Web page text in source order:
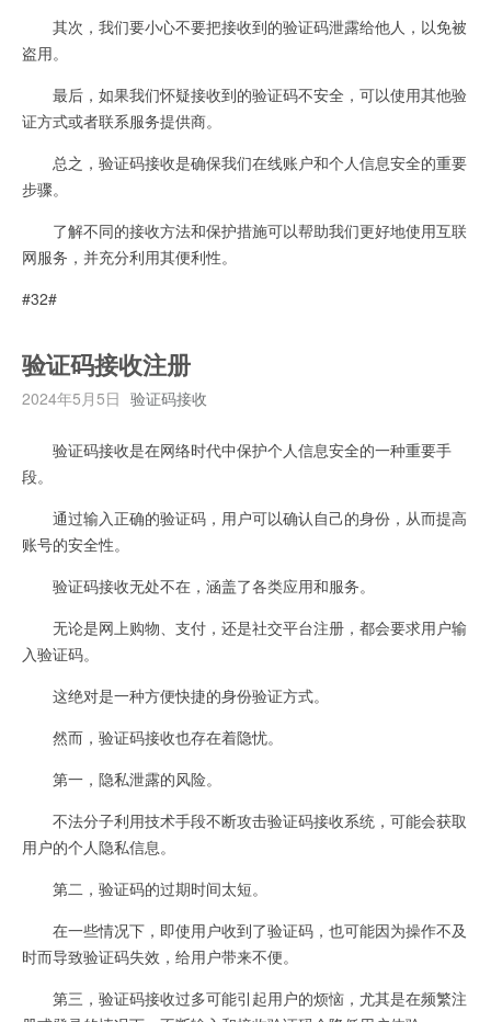
其次，我们要小心不要把接收到的验证码泄露给他人，以免被
盗用。
最后，如果我们怀疑接收到的验证码不安全，可以使用其他验
证方式或者联系服务提供商。
总之，验证码接收是确保我们在线账户和个人信息安全的重要
步骤。
了解不同的接收方法和保护措施可以帮助我们更好地使用互联
网服务，并充分利用其便利性。
#32#
验证码接收注册
2024年5月5日 验证码接收
验证码接收是在网络时代中保护个人信息安全的一种重要手
段。
通过输入正确的验证码，用户可以确认自己的身份，从而提高
账号的安全性。
验证码接收无处不在，涵盖了各类应用和服务。
无论是网上购物、支付，还是社交平台注册，都会要求用户输
入验证码。
这绝对是一种方便快捷的身份验证方式。
然而，验证码接收也存在着隐忧。
第一，隐私泄露的风险。
不法分子利用技术手段不断攻击验证码接收系统，可能会获取
用户的个人隐私信息。
第二，验证码的过期时间太短。
在一些情况下，即使用户收到了验证码，也可能因为操作不及
时而导致验证码失效，给用户带来不便。
第三，验证码接收过多可能引起用户的烦恼，尤其是在频繁注